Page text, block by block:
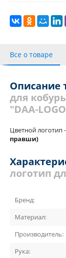
Все о товаре
Описание
для
"DAA-
Цветной логотип
правши)
логотип
Бренд:
Материал:
Производитель:
Рука: